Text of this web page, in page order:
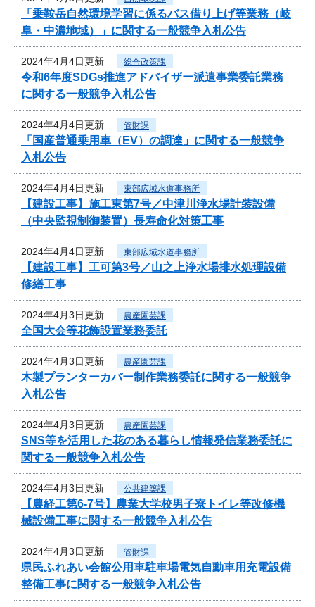
「乗鞍岳自然環境学習に係るバス借り上げ等業務（岐
阜・中濃地域）」に関する一般競争入札公告
2024年4月4日更新 総合政策課
令和6年度SDGs推進アドバイザー派遣事業委託業務
に関する一般競争入札公告
2024年4月4日更新 管財課
「国産普通乗用車（EV）の調達」に関する一般競争
入札公告
2024年4月4日更新 東部広域水道事務所
【建設工事】施工東第7号／中津川浄水場計装設備
（中央監視制御装置）長寿命化対策工事
2024年4月4日更新 東部広域水道事務所
【建設工事】工可第3号／山之上浄水場排水処理設備
修繕工事
2024年4月3日更新 農産園芸課
全国大会等花飾設置業務委託
2024年4月3日更新 農産園芸課
木製プランターカバー制作業務委託に関する一般競争
入札公告
2024年4月3日更新 農産園芸課
SNS等を活用した花のある暮らし情報発信業務委託に
関する一般競争入札公告
2024年4月3日更新 公共建築課
【農経工第6-7号】農業大学校男子寮トイレ等改修機
械設備工事に関する一般競争入札公告
2024年4月3日更新 管財課
県民ふれあい会館公用車駐車場電気自動車用充電設備
整備工事に関する一般競争入札公告